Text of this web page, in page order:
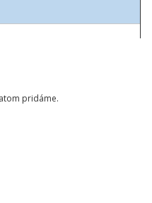
pridáme.